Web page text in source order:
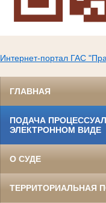
Интернет-портал ГАС
ГЛАВНАЯ
ПОДАЧА
ЭЛЕКТРОННОМ ВИДЕ
О СУДЕ
ТЕРРИТОРИАЛЬНАЯ